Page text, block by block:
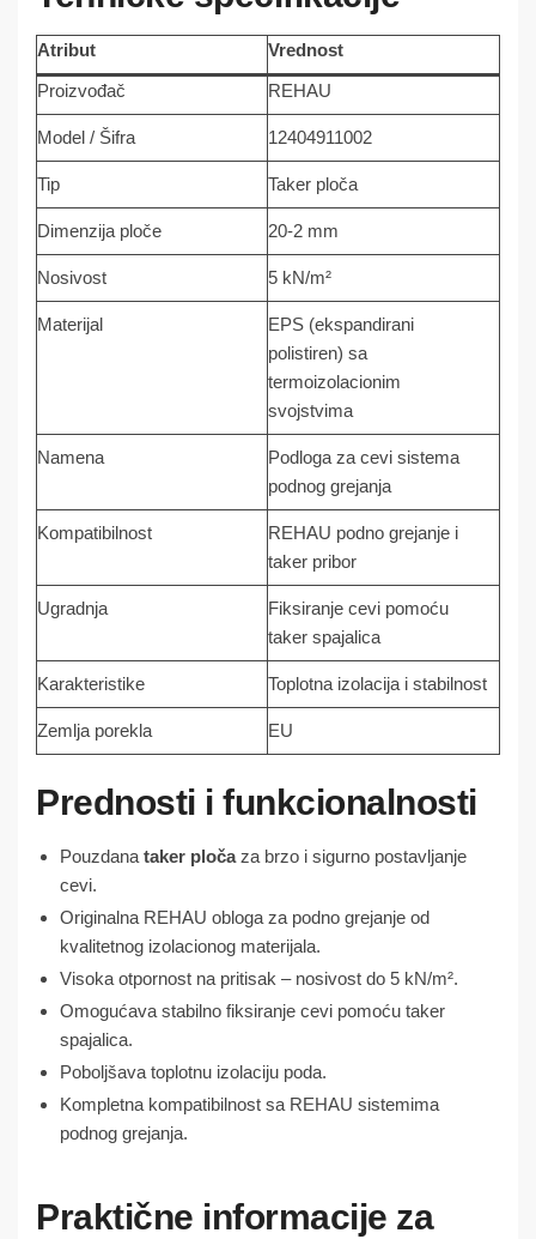
Atribut
Vrednost
Proizvođač
REHAU
Model / Šifra 12404911002
Tip Taker ploča
Dimenzija ploče 20-2 mm
Nosivost 5 kN/m²
Materijal
EPS (ekspandirani
polistiren) sa
termoizolacionim
svojstvima
Namena
Podloga za cevi sistema
podnog grejanja
Kompatibilnost
REHAU podno grejanje i
taker pribor
Ugradnja
Fiksiranje cevi pomoću
taker spajalica
Karakteristike Toplotna izolacija i stabilnost
Zemlja porekla EU
Prednosti i funkcionalnosti
Pouzdana taker pločaza brzo i sigurno postavljanje
cevi.
Originalna REHAU obloga za podno grejanje od
kvalitetnog izolacionog materijala.
Visoka otpornost na pritisak – nosivost do 5 kN/m².
Omogućava stabilno fiksiranje cevi pomoću taker
spajalica.
Poboljšava toplotnu izolaciju poda.
Kompletna kompatibilnost sa REHAU sistemima
podnog grejanja.
Praktične informacije za